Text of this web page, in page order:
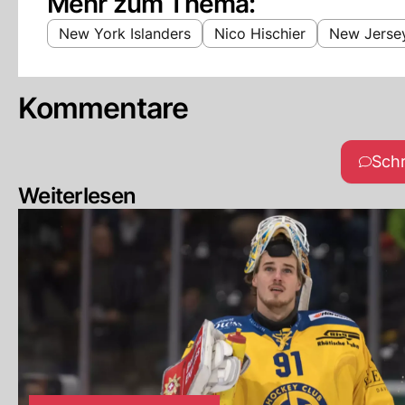
New York Islanders Nico Hischier New
Kommentare
Weiterlesen